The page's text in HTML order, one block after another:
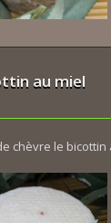
au miel
chèvre le bicottin